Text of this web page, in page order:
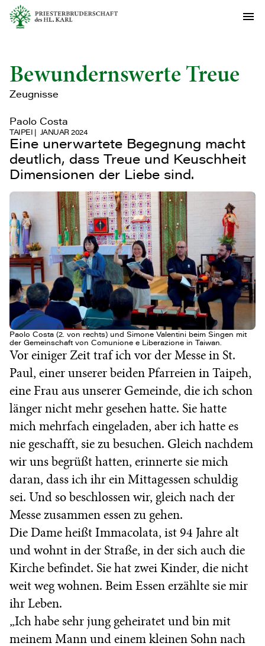
Bewundernswerte Treue
Zeugnisse
Paolo Costa
TAIPEI JANUAR 2024
Eine unerwartete Begegnung macht
deutlich, dass Treue und Keuschheit
Dimensionen der Liebe sind.
Paolo Costa (2. von rechts) und Simone Valentini beim Singen mit
der Gemeinschaft von Comunione e Liberazione in Taiwan.
Vor einiger Zeit traf ich vor der Messe in St.
Paul, einer unserer beiden Pfarreien in Taipeh,
eine Frau aus unserer Gemeinde, die ich schon
länger nicht mehr gesehen hatte. Sie hatte
mich mehrfach eingeladen, aber ich hatte es
nie geschafft, sie zu besuchen. Gleich nachdem
wir uns begrüßt hatten, erinnerte sie mich
daran, dass ich ihr ein Mittagessen schuldig
sei. Und so beschlossen wir, gleich nach der
Messe zusammen essen zu gehen.
Die Dame heißt Immacolata, ist 94 Jahre alt
und wohnt in der Straße, in der sich auch die
Kirche befindet. Sie hat zwei Kinder, die nicht
weit weg wohnen. Beim Essen erzählte sie mir
ihr Leben.
„Ich habe sehr jung geheiratet und bin mit
meinem Mann und einem kleinen Sohn nach